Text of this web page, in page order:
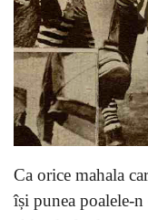
Ca orice mahala
își punea poalele-n